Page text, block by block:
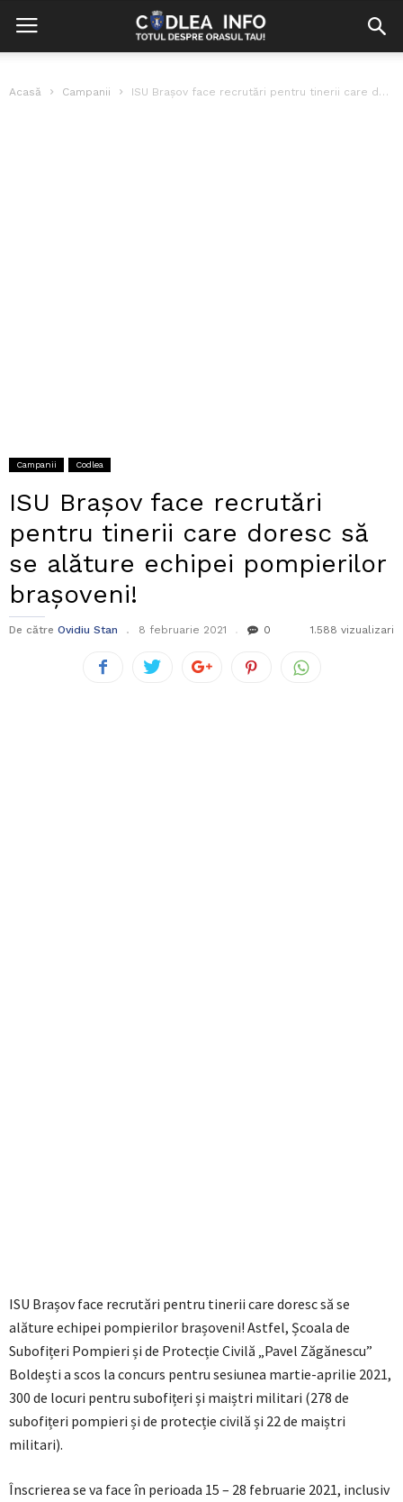
Acasă Campanii ISU Brașov face recrutări pentru tinerii care doresc să se alăture echipei...
Campanii Codlea
ISU Brașov face recrutări
pentru tinerii care doresc să
se alăture echipei pompierilor
brașoveni!
De către Ovidiu Stan 8 februarie 2021 0 1.588 vizualizari
ISU Brașov face recrutări pentru tinerii care doresc să se
alăture echipei pompierilor brașoveni! Astfel, Școala de
Subofițeri Pompieri și de Protecție Civilă „Pavel Zăgănescu”
Boldești a scos la concurs pentru sesiunea martie-aprilie 2021,
300 de locuri pentru subofițeri și maiștri militari (278 de
subofițeri pompieri și de protecție civilă și 22 de maiștri
militari).
Înscrierea se va face în perioada 15 – 28 februarie 2021, inclusiv